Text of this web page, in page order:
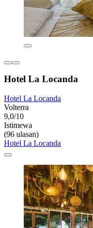
Hotel La Locanda
Hotel La Locanda
Volterra
9,0/10
Istimewa
(96 ulasan)
Hotel La Locanda